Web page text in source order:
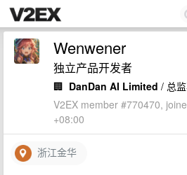
Wenwener
独立产品开发者
🏢 DanDan AI Limited / 总
V2EX member #770470,
+08:00
浙江金华